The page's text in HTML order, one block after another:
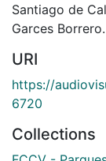
Santiago de
Garces Borrero.
URI
https://
6720
Collections